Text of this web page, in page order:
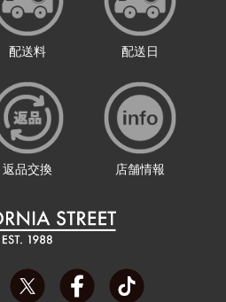
配送料 配送日
返品交換 店舗情報